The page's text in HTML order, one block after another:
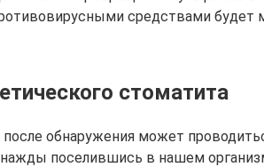
средствами будет
стоматита
обнаружения может
поселившись в нашем